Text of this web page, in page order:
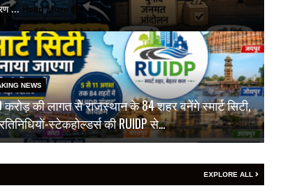
... Read More
NEWS
करोड़ की लागत से राजस्थान के 84 शहर बनेंगे स्मार्ट सिटी,
स्टेकहोल्डर्स की RUIDP से…
EXPLORE ALL